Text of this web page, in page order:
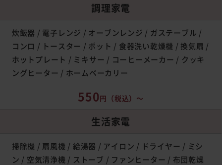
調理家電
炊飯器 / 電子レンジ / オーブンレンジ / ガステーブル /
コンロ / トースター / ポット / 食器洗い乾燥機 / 換気扇 /
ホットプレート / ミキサー / コーヒーメーカー / クッキ
ングヒーター / ホームベーカリー
550円 （税込）～
生活家電
掃除機 / 扇風機 / 給湯器 / アイロン / ドライヤー / ミシ
ン / 空気清浄機 / ストーブ / ファンヒーター / 布団乾燥